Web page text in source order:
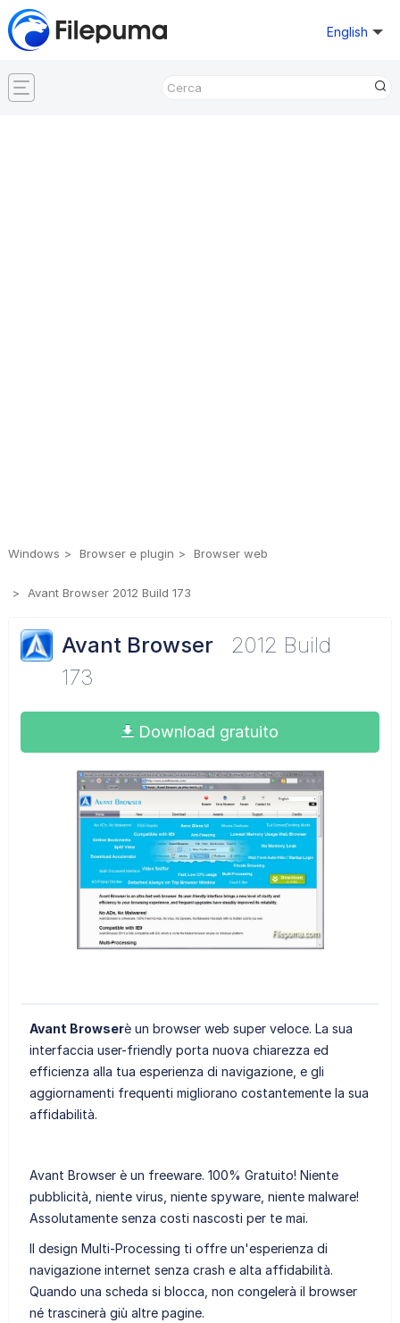
English
Windows Browser e plugin Browser web
Avant Browser 2012 Build 173
Avant Browser
2012 Build
173
Download gratuito
Avant Browserè un browser web super veloce. La sua
interfaccia user-friendly porta nuova chiarezza ed
efficienza alla tua esperienza di navigazione, e gli
aggiornamenti frequenti migliorano costantemente la sua
affidabilità.
Avant Browser è un freeware. 100% Gratuito! Niente
pubblicità, niente virus, niente spyware, niente malware!
Assolutamente senza costi nascosti per te mai.
Il design Multi-Processing ti offre un'esperienza di
navigazione internet senza crash e alta affidabilità.
Quando una scheda si blocca, non congelerà il browser
né trascinerà giù altre pagine.